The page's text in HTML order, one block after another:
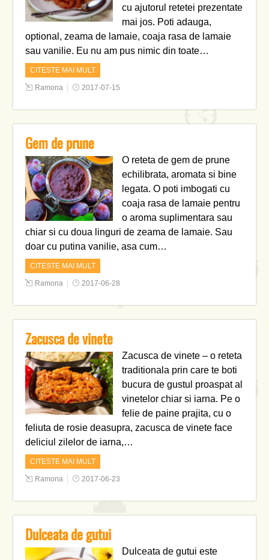
cu ajutorul retetei prezentate
mai jos. Poti adauga,
optional, zeama de lamaie, coaja rasa de lamaie
sau vanilie. Eu nu am pus nimic din toate…
CITESTE MAI MULT
Ramona 2017-07-15
Gem de prune
O reteta de gem de prune
echilibrata, aromata si bine
legata. O poti imbogati cu
coaja rasa de lamaie pentru
o aroma suplimentara sau
chiar si cu doua linguri de zeama de lamaie. Sau
doar cu putina vanilie, asa cum…
CITESTE MAI MULT
Ramona 2017-06-28
Zacusca de vinete
Zacusca de vinete – o reteta
traditionala prin care te boti
bucura de gustul proaspat al
vinetelor chiar si iarna. Pe o
felie de paine prajita, cu o
feliuta de rosie deasupra, zacusca de vinete face
deliciul zilelor de iarna,…
CITESTE MAI MULT
Ramona 2017-06-23
Dulceata de gutui
Dulceata de gutui este